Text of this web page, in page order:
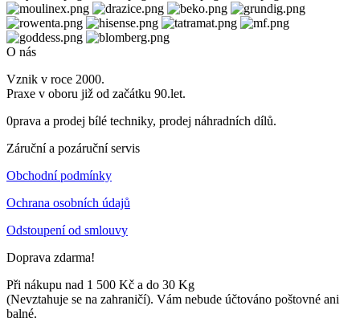
O nás
Vznik v roce 2000.
Praxe v oboru již od začátku 90.let.
0prava a prodej bílé techniky, prodej náhradních dílů.
Záruční a pozáruční servis
Obchodní podmínky
Ochrana osobních údajů
Odstoupení od smlouvy
Doprava zdarma!
Při nákupu nad 1 500 Kč a do 30 Kg
(Nevztahuje se na zahraničí). Vám nebude účtováno poštovné ani
balné.